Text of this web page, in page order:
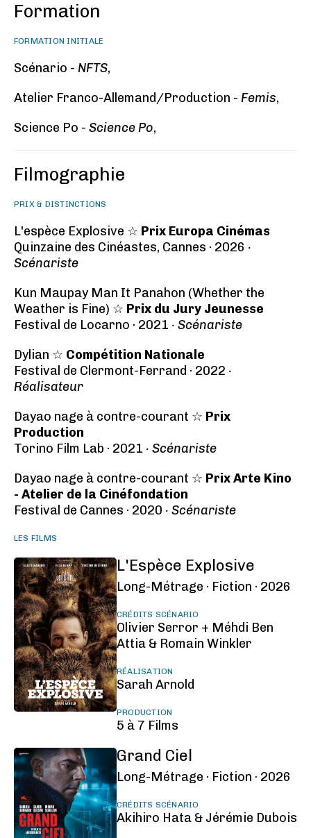
Formation
FORMATION INITIALE
Scénario - NFTS,
Atelier Franco-Allemand/Production - Femis,
Science Po - Science Po,
Filmographie
PRIX & DISTINCTIONS
L'espèce Explosive ☆ Prix Europa Cinémas
Quinzaine des Cinéastes, Cannes · 2026 ·
Scénariste
Kun Maupay Man It Panahon (Whether the
Weather is Fine) ☆ Prix du Jury Jeunesse
Festival de Locarno · 2021 · Scénariste
Dylian ☆ Compétition Nationale
Festival de Clermont-Ferrand · 2022 ·
Réalisateur
Dayao nage à contre-courant ☆ Prix
Production
Torino Film Lab · 2021 · Scénariste
Dayao nage à contre-courant ☆ Prix Arte Kino
- Atelier de la Cinéfondation
Festival de Cannes · 2020 · Scénariste
LES FILMS
L'Espèce Explosive
Long-Métrage · Fiction · 2026
CRÉDITS SCÉNARIO
Olivier Serror + Méhdi Ben
Attia & Romain Winkler
RÉALISATION
Sarah Arnold
PRODUCTION
5 à 7 Films
Grand Ciel
Long-Métrage · Fiction · 2026
CRÉDITS SCÉNARIO
Akihiro Hata & Jérémie Dubois